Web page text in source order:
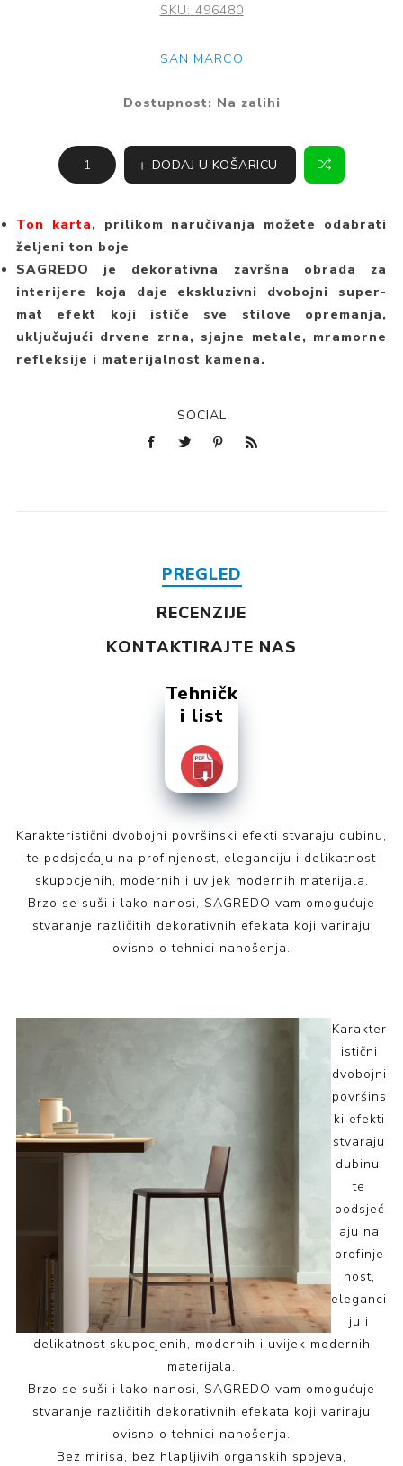
SKU: 496480
SAN MARCO
Dostupnost: Na zalihi
DODAJ U KOŠARICU
Ton karta, prilikom naručivanja možete odabrati
željeni ton boje
SAGREDO je dekorativna završna obrada za
interijere koja daje ekskluzivni dvobojni super-
mat efekt koji ističe sve stilove opremanja,
uključujući drvene zrna, sjajne metale, mramorne
refleksije i materijalnost kamena.
SOCIAL
PREGLED
RECENZIJE
KONTAKTIRAJTE NAS
Tehničk
i list
Karakteristični dvobojni površinski efekti stvaraju dubinu,
te podsjećaju na profinjenost, eleganciju i delikatnost
skupocjenih, modernih i uvijek modernih materijala.
Brzo se suši i lako nanosi, SAGREDO vam omogućuje
stvaranje različitih dekorativnih efekata koji variraju
ovisno o tehnici nanošenja.
Karakter
istični
dvobojni
površins
ki efekti
stvaraju
dubinu,
te
podsjeć
aju na
profinje
nost,
eleganci
ju i
delikatnost skupocjenih, modernih i uvijek modernih
materijala.
Brzo se suši i lako nanosi, SAGREDO vam omogućuje
stvaranje različitih dekorativnih efekata koji variraju
ovisno o tehnici nanošenja.
Bez mirisa, bez hlapljivih organskih spojeva,